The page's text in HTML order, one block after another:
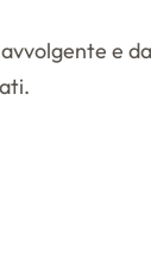
e